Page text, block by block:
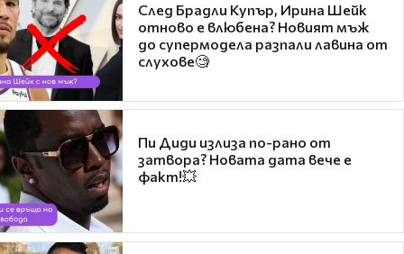
След Брадли Купър, Ирина Шейк
отново е влюбена? Новият мъж
до супермодела разпали лавина от
слухове🧐
Пи Диди излиза по-рано от
затвора? Новата дата вече е
факт!💥